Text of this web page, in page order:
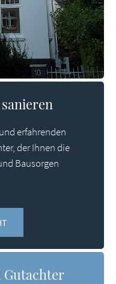
erfahrenden
der Ihnen die
Bausorgen
Gutachter